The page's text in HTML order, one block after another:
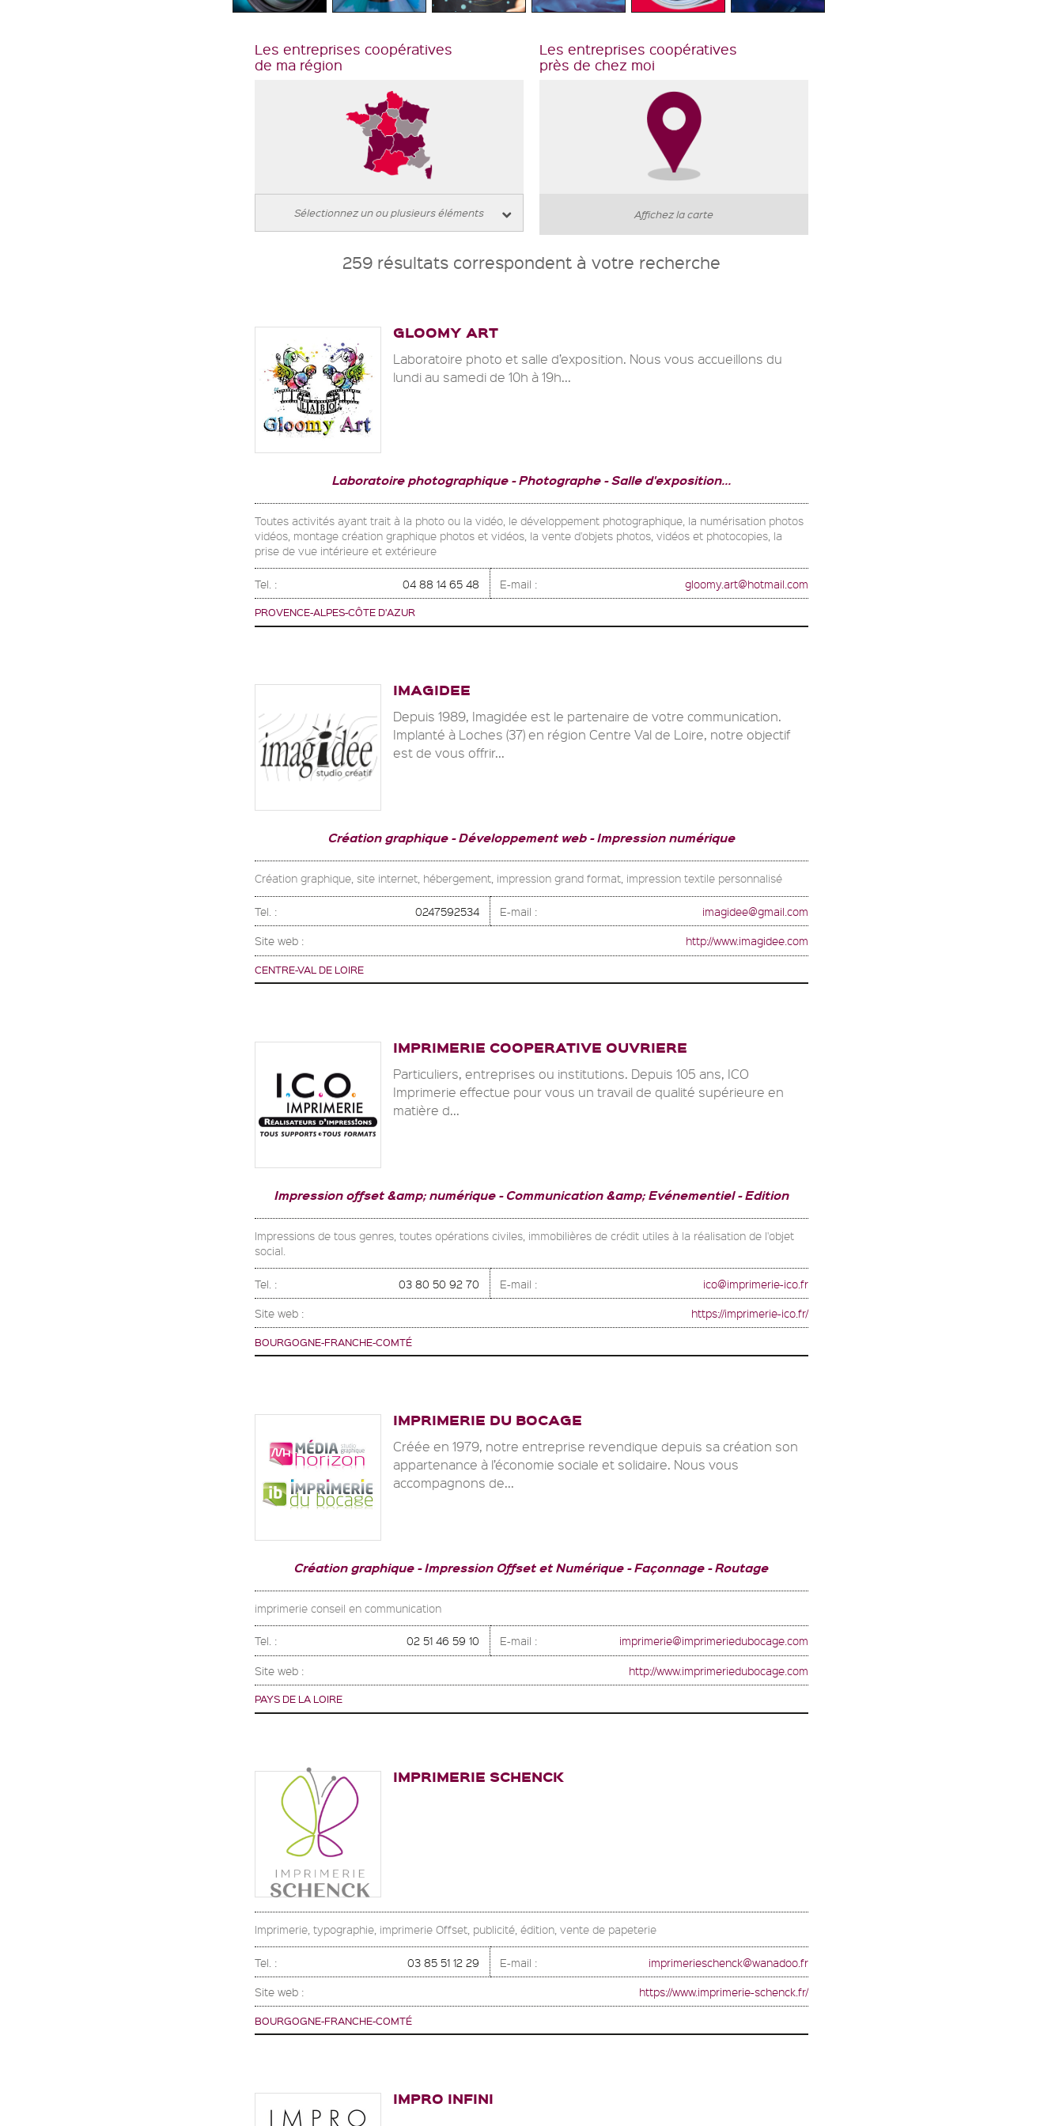
Les entreprises coopératives
de ma région
Les entreprises coopératives
près de chez moi
Affichez la carte
259 résultats correspondent à votre recherche
GLOOMY ART
Laboratoire photo et salle d’exposition. Nous vous accueillons du
lundi au samedi de 10h à 19h...
Laboratoire photographique Photographe Salle d'exposition...
Toutes activités ayant trait à la photo ou la vidéo, le développement photographique, la numérisation photos
vidéos, montage création graphique photos et vidéos, la vente d'objets photos, vidéos et photocopies, la
prise de vue intérieure et extérieure
Tel. : 04 88 14 65 48 E-mail : gloomy.art@hotmail.com
PROVENCE-ALPES-CÔTE D'AZUR
IMAGIDEE
Depuis 1989, Imagidée est le partenaire de votre communication.
Implanté à Loches (37) en région Centre Val de Loire, notre objectif
est de vous offrir...
Création graphique Développement web Impression numérique
Création graphique, site internet, hébergement, impression grand format, impression textile personnalisé
Tel. : 0247592534 E-mail : imagidee@gmail.com
Site web : http://www.imagidee.com
CENTRE-VAL DE LOIRE
IMPRIMERIE COOPERATIVE OUVRIERE
Particuliers, entreprises ou institutions. Depuis 105 ans, ICO
Imprimerie effectue pour vous un travail de qualité supérieure en
matière d...
Impression offset &amp; numérique Communication &amp; Evénementiel Edition
Impressions de tous genres, toutes opérations civiles, immobilières de crédit utiles à la réalisation de l'objet
social.
Tel. : 03 80 50 92 70 E-mail : ico@imprimerie-ico.fr
Site web : https://imprimerie-ico.fr/
BOURGOGNE-FRANCHE-COMTÉ
IMPRIMERIE DU BOCAGE
Créée en 1979, notre entreprise revendique depuis sa création son
appartenance à l’économie sociale et solidaire. Nous vous
accompagnons de...
Création graphique Impression Offset et Numérique Façonnage - Routage
imprimerie conseil en communication
Tel. : 02 51 46 59 10 E-mail : imprimerie@imprimeriedubocage.com
Site web : http://www.imprimeriedubocage.com
PAYS DE LA LOIRE
IMPRIMERIE SCHENCK
Imprimerie, typographie, imprimerie Offset, publicité, édition, vente de papeterie
Tel. : 03 85 51 12 29 E-mail : imprimerieschenck@wanadoo.fr
Site web : https://www.imprimerie-schenck.fr/
BOURGOGNE-FRANCHE-COMTÉ
IMPRO INFINI